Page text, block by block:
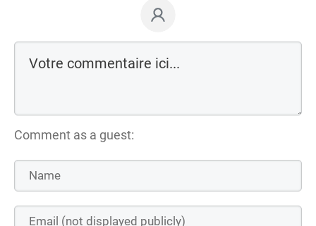
Comment as a guest: